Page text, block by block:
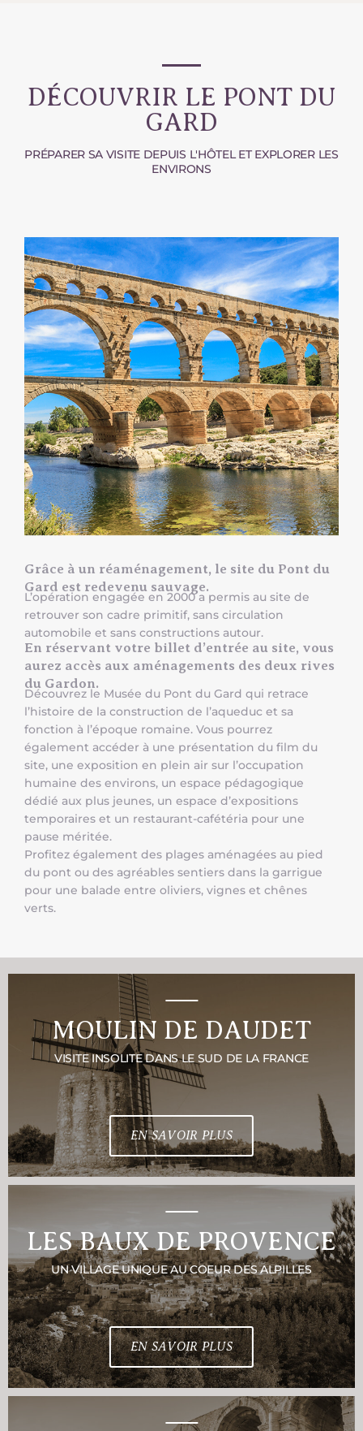
DÉCOUVRIR LE PONT DU
GARD
PRÉPARER SA VISITE DEPUIS L'HÔTEL ET EXPLORER LES
ENVIRONS
Grâce à un réaménagement, le site du Pont du
Gard est redevenu sauvage.
L’opération engagée en 2000 a permis au site de
retrouver son cadre primitif, sans circulation
automobile et sans constructions autour.
En réservant votre billet d’entrée au site, vous
aurez accès aux aménagements des deux rives
du Gardon.
Découvrez le Musée du Pont du Gard qui retrace
l’histoire de la construction de l’aqueduc et sa
fonction à l’époque romaine. Vous pourrez
également accéder à une présentation du film du
site, une exposition en plein air sur l’occupation
humaine des environs, un espace pédagogique
dédié aux plus jeunes, un espace d’expositions
temporaires et un restaurant-cafétéria pour une
pause méritée.
Profitez également des plages aménagées au pied
du pont ou des agréables sentiers dans la garrigue
pour une balade entre oliviers, vignes et chênes
verts.
MOULIN DE DAUDET
VISITE INSOLITE DANS LE SUD DE LA FRANCE
EN SAVOIR PLUS
LES BAUX DE PROVENCE
UN VILLAGE UNIQUE AU COEUR DES ALPILLES
EN SAVOIR PLUS